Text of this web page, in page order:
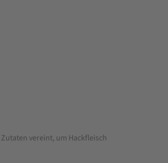
vereint, um Hackfleisch